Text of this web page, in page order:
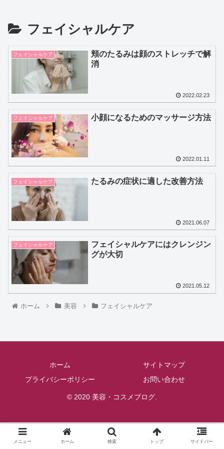
フェイシャルケア
フェイシャルケア
頬のたるみは顔のストレッチで解
消
2022.02.23
フェイシャルケア 小顔になるためのマッサージ方法
2022.01.11
フェイシャルケア たるみの症状に適した改善方法
2021.06.07
フェイシャルケア
フェイシャルケアにはクレンジン
グが大切
2021.05.12
ホーム 美容 フェイシャルケア
ホーム
サイトマップ
プライバシーポリシー
お問い合わせ
© 2020 美容・コスメブログ.
メニュー ホーム 検索 トップ サイドバー